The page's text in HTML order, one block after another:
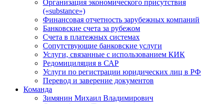
Организация экономического присутствия
(«substance»)
Финансовая отчетность зарубежных компаний
Банковские счета за рубежом
Счета в платежных системах
Сопутствующие банковские услуги
Услуги, связанные с использованием КИК
Редомициляция в САР
Услуги по регистрации юридических лиц в РФ
Перевод и заверение документов
Команда
Зимянин Михаил Владимирович